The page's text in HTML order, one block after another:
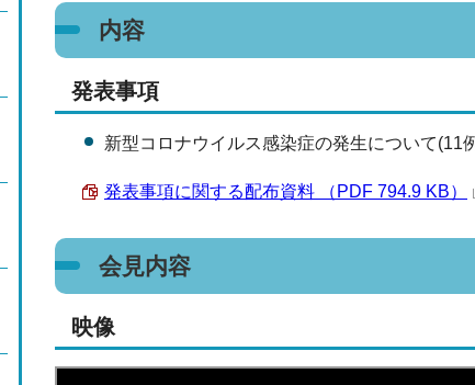
内容
発表事項
新型コロナウイルス感染症の発生について(11
発表事項に関する配布資料 （PDF 794.9 KB）
会見内容
映像